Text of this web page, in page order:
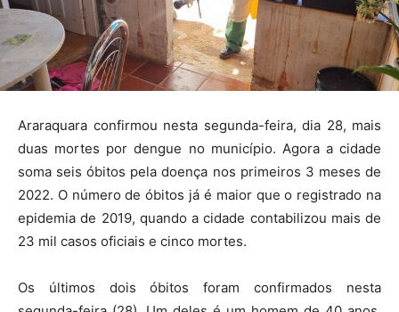
Araraquara confirmou nesta segunda-feira, dia 28, mais
duas mortes por dengue no município. Agora a cidade
soma seis óbitos pela doença nos primeiros 3 meses de
2022. O número de óbitos já é maior que o registrado na
epidemia de 2019, quando a cidade contabilizou mais de
23 mil casos oficiais e cinco mortes.
Os últimos dois óbitos foram confirmados nesta